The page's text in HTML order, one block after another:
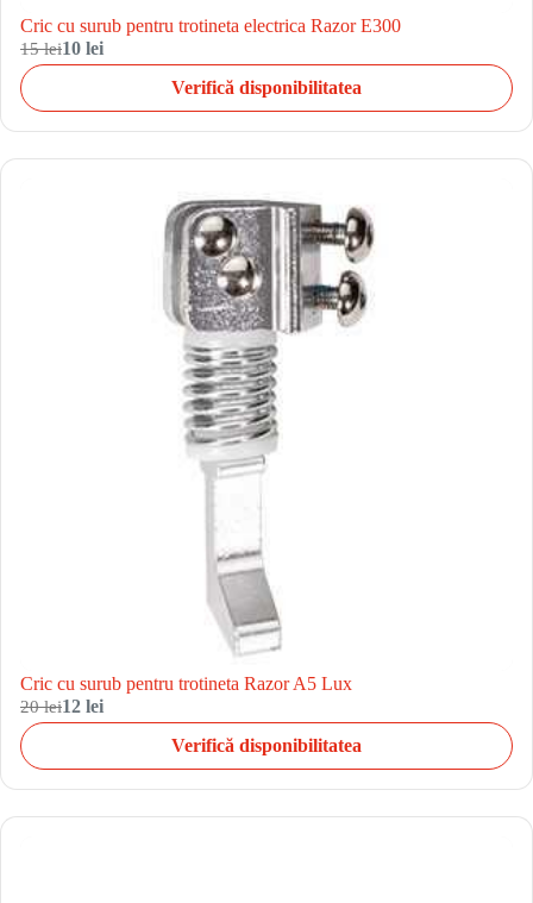
Cric cu surub pentru trotineta electrica Razor E300
15 lei10 lei
Verifică disponibilitatea
Cric cu surub pentru trotineta Razor A5 Lux
20 lei12 lei
Verifică disponibilitatea